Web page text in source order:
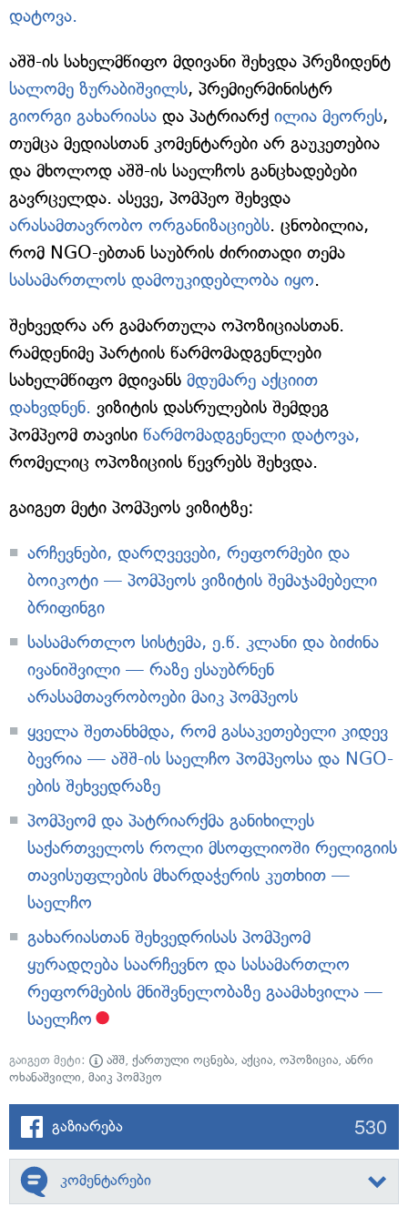
დატოვა.
აშშ-ის სახელმწიფო მდივანი შეხვდა პრეზიდენტ
სალომე ზურაბიშვილს, პრემიერმინისტრ
გიორგი გახარიასა და პატრიარქ ილია მეორეს,
თუმცა მედიასთან კომენტარები არ გაუკეთებია
და მხოლოდ აშშ-ის საელჩოს განცხადებები
გავრცელდა. ასევე, პომპეო შეხვდა
არასამთავრობო ორგანიზაციებს. ცნობილია,
რომ NGO-ებთან საუბრის ძირითადი თემა
სასამართლოს დამოუკიდებლობა იყო.
შეხვედრა არ გამართულა ოპოზიციასთან.
რამდენიმე პარტიის წარმომადგენლები
სახელმწიფო მდივანს მდუმარე აქციით
დახვდნენ. ვიზიტის დასრულების შემდეგ
პომპეომ თავისი წარმომადგენელი დატოვა,
რომელიც ოპოზიციის წევრებს შეხვდა.
გაიგეთ მეტი პომპეოს ვიზიტზე:
არჩევნები, დარღვევები, რეფორმები და
ბოიკოტი — პომპეოს ვიზიტის შემაჯამებელი
ბრიფინგი
სასამართლო სისტემა, ე.წ. კლანი და ბიძინა
ივანიშვილი — რაზე ესაუბრნენ
არასამთავრობოები მაიკ პომპეოს
ყველა შეთანხმდა, რომ გასაკეთებელი კიდევ
ბევრია — აშშ-ის საელჩო პომპეოსა და NGO-
ების შეხვედრაზე
პომპეომ და პატრიარქმა განიხილეს
საქართველოს როლი მსოფლიოში რელიგიის
თავისუფლების მხარდაჭერის კუთხით —
საელჩო
გახარიასთან შეხვედრისას პომპეომ
ყურადღება საარჩევნო და სასამართლო
რეფორმების მნიშვნელობაზე გაამახვილა —
საელჩო
გაიგეთ მეტი: აშშ, ქართული ოცნება, აქცია, ოპოზიცია, ანრი
ოხანაშვილი, მაიკ პომპეო
გაზიარება 530
კომენტარები